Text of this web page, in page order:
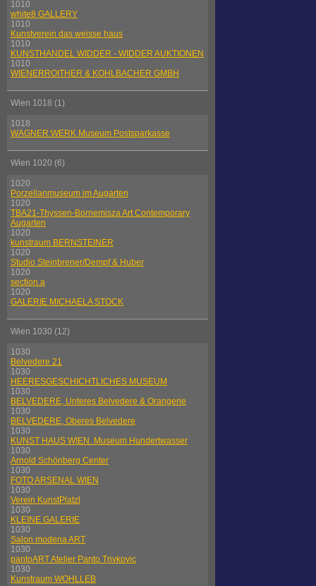
1010
white8 GALLERY
1010
Kunstverein das weisse haus
1010
KUNSTHANDEL WIDDER - WIDDER AUKTIONEN
1010
WIENERROITHER & KOHLBACHER GMBH
Wien 1018 (1)
1018
WAGNER:WERK Museum Postsparkasse
Wien 1020 (6)
1020
Porzellanmuseum im Augarten
1020
TBA21-Thyssen-Bornemisza Art Contemporary
Augarten
1020
kunstraum BERNSTEINER
1020
Studio Steinbrener/Dempf & Huber
1020
section.a
1020
GALERIE MICHAELA STOCK
Wien 1030 (12)
1030
Belvedere 21
1030
HEERESGESCHICHTLICHES MUSEUM
1030
BELVEDERE, Unteres Belvedere & Orangerie
1030
BELVEDERE, Oberes Belvedere
1030
KUNST HAUS WIEN. Museum Hundertwasser
1030
Arnold Schönberg Center
1030
FOTO ARSENAL WIEN
1030
Verein KunstPlatzl
1030
KLEINE GALERIE
1030
Salon modena ART
1030
pantoART Atelier Panto Trivkovic
1030
Kunstraum WOHLLEB